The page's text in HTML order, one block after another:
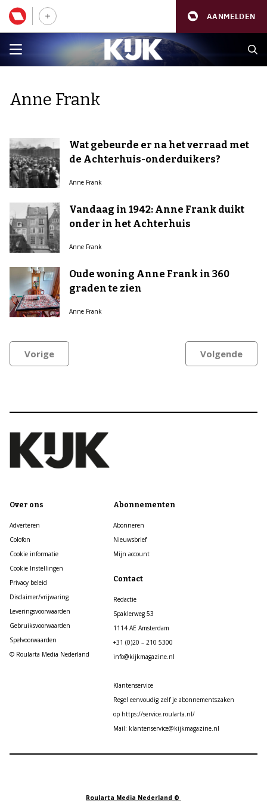
AANMELDEN
Anne Frank
Wat gebeurde er na het verraad met
de Achterhuis-onderduikers?
Anne Frank
Vandaag in 1942: Anne Frank duikt
onder in het Achterhuis
Anne Frank
Oude woning Anne Frank in 360
graden te zien
Anne Frank
Vorige Volgende
Over ons
Adverteren
Colofon
Cookie informatie
Cookie Instellingen
Privacy beleid
Disclaimer/vrijwaring
Leveringsvoorwaarden
Gebruiksvoorwaarden
Spelvoorwaarden
© Roularta Media Nederland
Abonnementen
Abonneren
Nieuwsbrief
Mijn account
Contact
Redactie
Spaklerweg 53
1114 AE Amsterdam
+31 (0)20 – 210 5300
info@kijkmagazine.nl
Klantenservice
Regel eenvoudig zelf je abonnementszaken
op https://service.roularta.nl/
Mail: klantenservice@kijkmagazine.nl
Roularta Media Nederland ©